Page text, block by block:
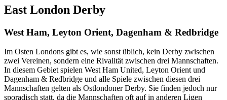
East London Derby
West Ham, Leyton Orient, Dagenham & Redbridge
Im Osten Londons gibt es, wie sonst üblich, kein Derby zwischen
zwei Vereinen, sondern eine Rivalität zwischen drei Mannschaften.
In diesem Gebiet spielen West Ham United, Leyton Orient und
Dagenham & Redbridge und alle Spiele zwischen diesen drei
Mannschaften gelten als Ostlondoner Derby. Sie finden jedoch nur
sporadisch statt, da die Mannschaften oft auf in anderen Ligen